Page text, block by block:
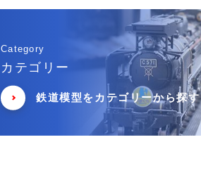
Category
カテゴリー
鉄道模型をカテゴリーから探す